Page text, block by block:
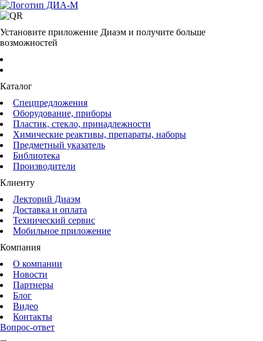
Установите приложение Диаэм и получите больше
возможностей
Каталог
Спецпредложения
Оборудование, приборы
Пластик, стекло, принадлежности
Химические реактивы, препараты, наборы
Предметный указатель
Библиотека
Производители
Клиенту
Лекторий Диаэм
Доставка и оплата
Технический сервис
Мобильное приложение
Компания
О компании
Новости
Партнеры
Блог
Видео
Контакты
Вопрос-ответ